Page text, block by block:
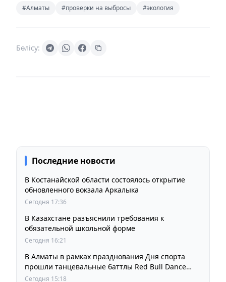
#Алматы #проверки на выбросы #экология
Бөлісу:
Последние новости
В Костанайской области состоялось открытие
обновленного вокзала Аркалыка
Сегодня 17:36
В Казахстане разъяснили требования к
обязательной школьной форме
Сегодня 16:21
В Алматы в рамках празднования Дня спорта
прошли танцевальные баттлы Red Bull Dance
Your Style
Сегодня 15:18